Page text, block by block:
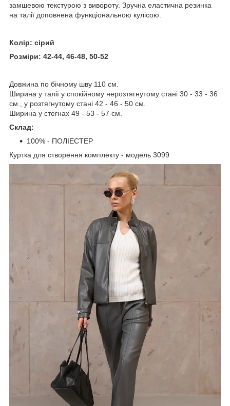
замшевою текстурою з вивороту. Зручна еластична резинка
на талії доповнена функціональною кулісою.
Колір: сірий
Розміри: 42-44, 46-48, 50-52
Довжина по бічному шву 110 см.
Ширина у талії у спокійному нерозтягнутому стані 30 - 33 - 36
см., у розтягнутому стані 42 - 46 - 50 см.
Ширина у стегнах 49 - 53 - 57 см.
Склад:
100% - ПОЛІЕСТЕР
Куртка для створення комплекту - модель 3099